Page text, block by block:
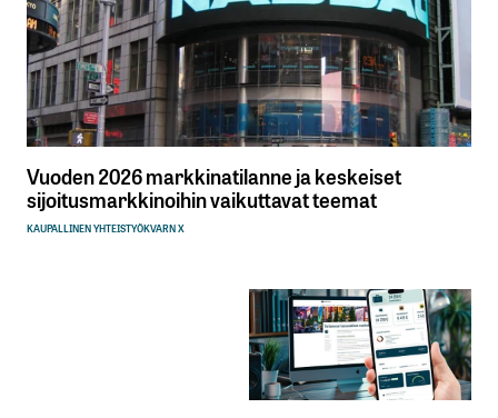
Vuoden 2026 markkinatilanne ja keskeiset
sijoitusmarkkinoihin vaikuttavat teemat
KAUPALLINEN YHTEISTYÖKVARN X